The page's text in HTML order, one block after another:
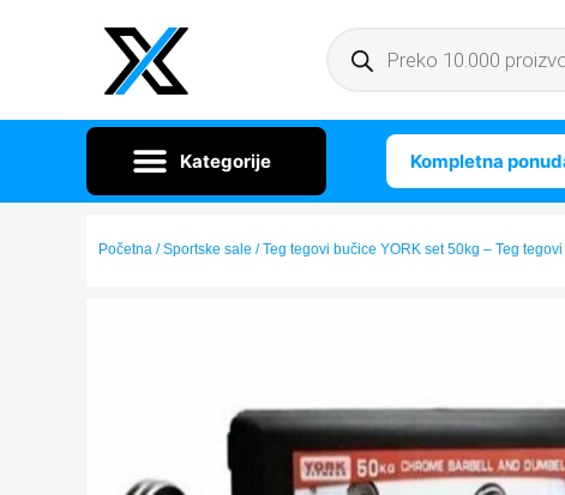
Kompletna
Početna /Sportske sale / Teg tegovi bučice YORK set 50kg – Teg